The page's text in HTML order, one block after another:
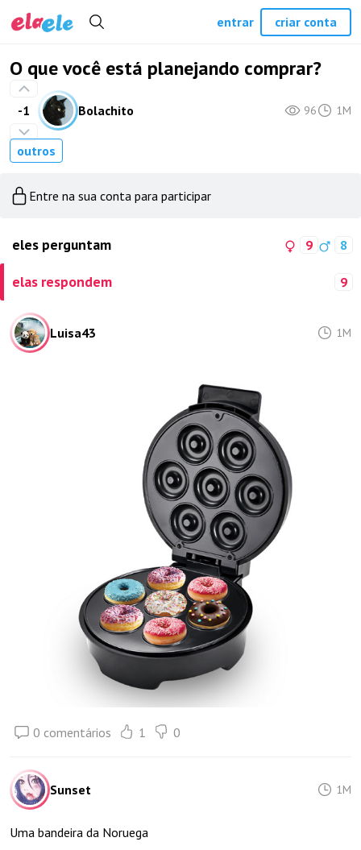
O que você está planejando comprar?
-1 Bolachito 96 1M
outros
Entre na sua conta para participar
eles perguntam 9 8
elas respondem 9
Luisa43 1M
0 comentários 1 0
Sunset 1M
Uma bandeira da Noruega
entrar criar conta